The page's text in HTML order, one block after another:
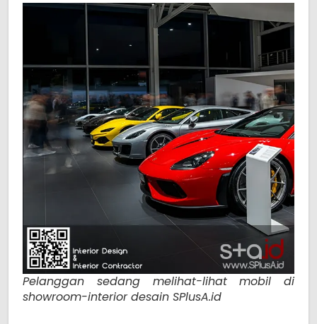
Pelanggan sedang melihat-lihat mobil di
showroom-interior desain SPlusA.id